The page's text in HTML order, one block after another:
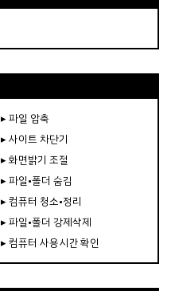
▸ 파일 압축
▸ 사이트 차단기
▸ 화면밝기 조절
▸ 파일•폴더 숨김
▸ 컴퓨터 청소•정리
▸ 파일•폴더 강제삭제
▸ 컴퓨터 사용시간 확인